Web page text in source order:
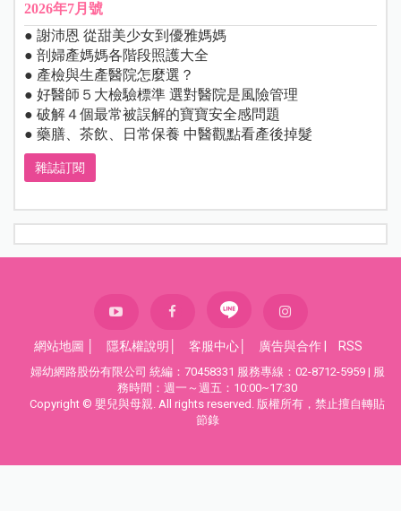
2026年7月號
● 謝沛恩 從甜美少女到優雅媽媽
● 剖婦產媽媽各階段照護大全
● 產檢與生產醫院怎麼選？
● 好醫師５大檢驗標準 選對醫院是風險管理
● 破解４個最常被誤解的寶寶安全感問題
● 藥膳、茶飲、日常保養 中醫觀點看產後掉髮
雜誌訂閱
網站地圖 隱私權說明 客服中心 廣告與合作 RSS
婦幼網路股份有限公司 統編：70458331 服務專線：02-8712-5959 | 服
務時間：週一～週五：10:00~17:30
Copyright © 嬰兒與母親. All rights reserved. 版權所有，禁止擅自轉貼
節錄